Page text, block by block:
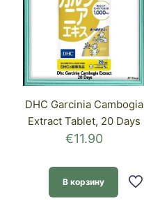
DHC Garcinia Cambogia
Extract Tablet, 20 Days
€11.90
В корзину